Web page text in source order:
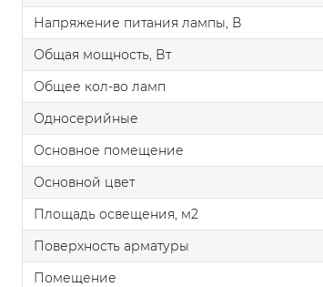
Напряжение питания лампы, В
Общая мощность, Вт
Общее кол-во ламп
Односерийные
Основное помещение
Основной цвет
Площадь освещения, м2
Поверхность арматуры
Помещение